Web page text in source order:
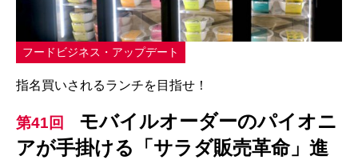
フードビジネス・アップデート
指名買いされるランチを目指せ！
第41回
モバイルオーダーのパイオニ
アが手掛ける「サラダ販売革命」進